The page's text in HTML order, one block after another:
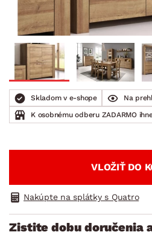
Skladom v e-shope Na
K osobnému odberu ZADARMO
VLOŽIŤ DO
Nakúpte na splátky s Quatro
Zistite dobu doručenia